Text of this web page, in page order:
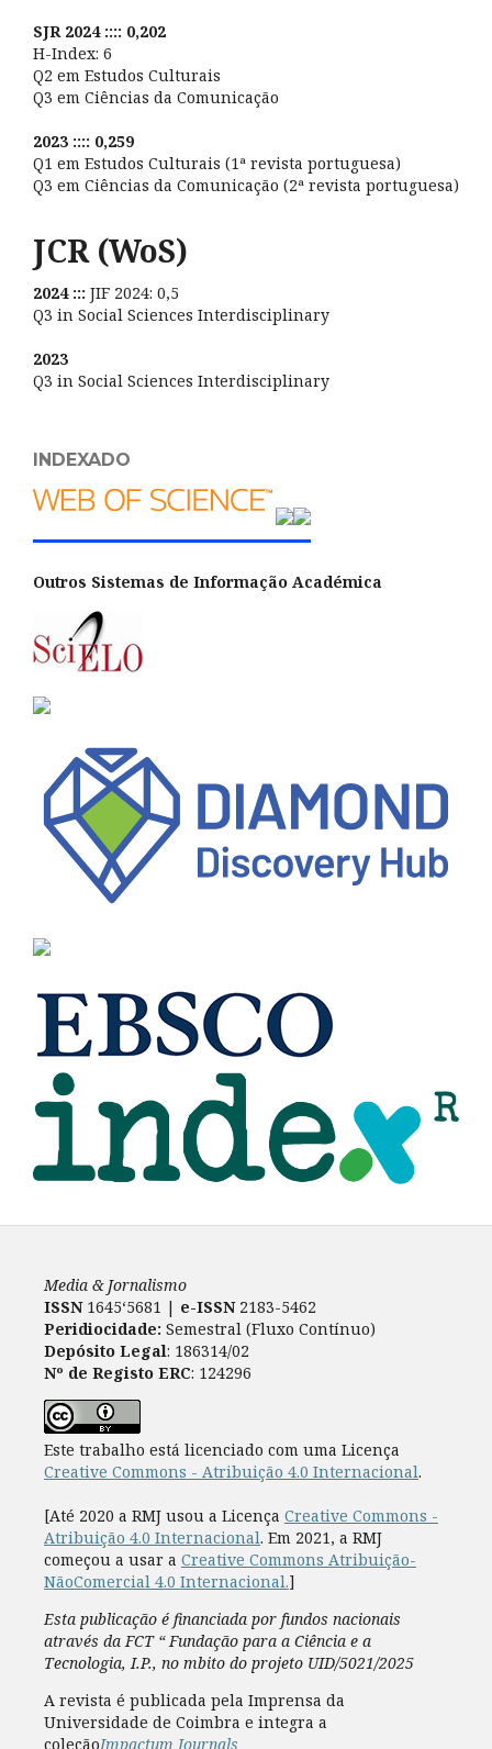
SJR 2024 :::: 0,202
H-Index: 6
Q2 em Estudos Culturais
Q3 em Ciências da Comunicação
2023 :::: 0,259
Q1 em Estudos Culturais (1ª revista portuguesa)
Q3 em Ciências da Comunicação (2ª revista portuguesa)
JCR (WoS)
2024 ::: JIF 2024: 0,5
Q3 in Social Sciences Interdisciplinary
2023
Q3 in Social Sciences Interdisciplinary
INDEXADO
Outros Sistemas de Informação Académica
Media & Jornalismo
ISSN 1645‘5681 | e-ISSN2183-5462
Peridiocidade: Semestral (Fluxo Contínuo)
Depósito Legal: 186314/02
Nº de Registo ERC: 124296
Este trabalho está licenciado com uma Licença
Creative Commons - Atribuição 4.0 Internacional.
[Até 2020 a RMJ usou a Licença Creative Commons -
Atribuição 4.0 Internacional. Em 2021, a RMJ
começou a usar a Creative Commons Atribuição-
NãoComercial 4.0 Internacional.]
Esta publicação é financiada por fundos nacionais
através da FCT “ Fundação para a Ciência e a
Tecnologia, I.P., no mbito do projeto UID/5021/2025
A revista é publicada pela Imprensa da
Universidade de Coimbra e integra a
coleçãoImpactum Journals